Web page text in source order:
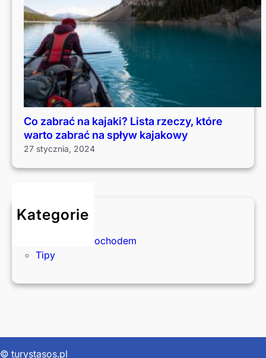
Co zabrać na kajaki? Lista rzeczy, które
warto zabrać na spływ kajakowy
27 stycznia, 2024
Kategorie
Okazje
Podróże samochodem
Tipy
© turystasos.pl